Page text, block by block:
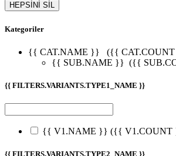
HEPSİNİ SİL
Kategoriler
{{ CAT.NAME }}
({{
{{ SUB.NAME }} ({{
{{ FILTERS.VARIANTS.TYPE1_NAME }}
{{ V1.NAME }} ({{ V1.COUNT
{{ FILTERS.VARIANTS.TYPE2_NAME }}